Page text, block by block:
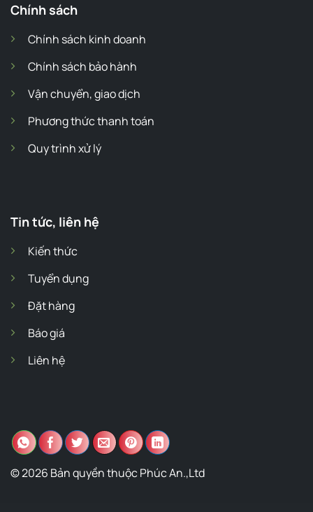
Chính sách
Chính sách kinh doanh
Chính sách bảo hành
Vận chuyển, giao dịch
Phương thức thanh toán
Quy trình xử lý
Tin tức, liên hệ
Kiến thức
Tuyển dụng
Đặt hàng
Báo giá
Liên hệ
© 2026 Bản quyền thuộc Phúc An.,Ltd